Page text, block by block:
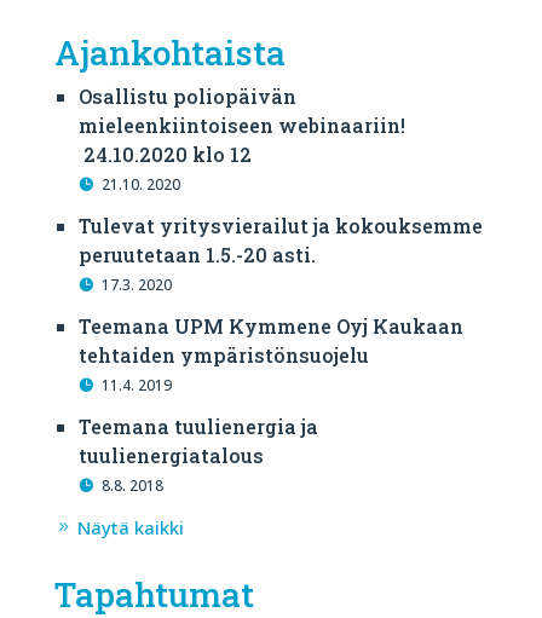
Ajankohtaista
Osallistu poliopäivän
mieleenkiintoiseen webinaariin!
24.10.2020 klo 12
21.10. 2020
Tulevat yritysvierailut ja kokouksemme
peruutetaan 1.5.-20 asti.
17.3. 2020
Teemana UPM Kymmene Oyj Kaukaan
tehtaiden ympäristönsuojelu
11.4. 2019
Teemana tuulienergia ja
tuulienergiatalous
8.8. 2018
Näytä kaikki
Tapahtumat